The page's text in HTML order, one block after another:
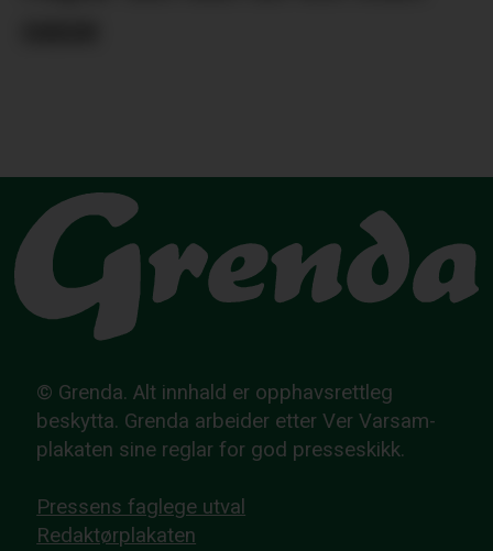
© Grenda. Alt innhald er opphavsrettleg
beskytta. Grenda arbeider etter Ver Varsam-
plakaten sine reglar for god presseskikk.
Pressens faglege utval
Redaktørplakaten